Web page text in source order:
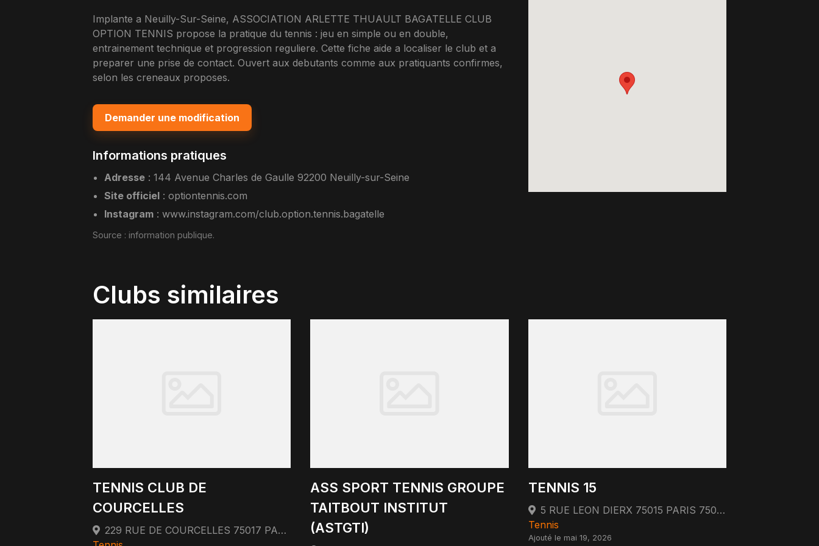
Implante a Neuilly-Sur-Seine, ASSOCIATION ARLETTE THUAULT BAGATELLE CLUB
OPTION TENNIS propose la pratique du tennis : jeu en simple ou en double,
entrainement technique et progression reguliere. Cette fiche aide a localiser le club et a
preparer une prise de contact. Ouvert aux debutants comme aux pratiquants confirmes,
selon les creneaux proposes.
Demander une modification
Informations pratiques
Adresse :144 Avenue Charles de Gaulle 92200 Neuilly-sur-Seine
Site officiel :optiontennis.com
Instagram :www.instagram.com/club.option.tennis.bagatelle
Source : information publique.
Clubs similaires
TENNIS CLUB DE
COURCELLES
229 RUE DE COURCELLES 75017 PARIS 75017 Paris
ASS SPORT TENNIS GROUPE
TAITBOUT INSTITUT
(ASTGTI)
TENNIS 15
5 RUE LEON DIERX 75015 PARIS 75015 Paris
Tennis
Ajouté le mai 19, 2026